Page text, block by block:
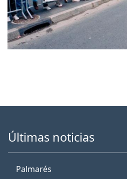
Últimas noticias
Palmarés